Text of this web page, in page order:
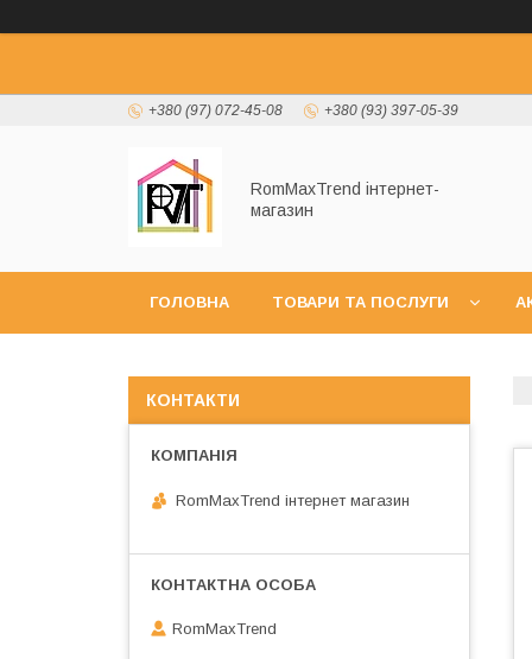
+380 (97) 072-45-08 +380 (93) 397-05-39
RomMaxTrend інтернет-
магазин
ГОЛОВНА ТОВАРИ ТА ПОСЛУГИ
КОНТАКТИ
RomMaxTrend інтернет магазин
RomMaxTrend